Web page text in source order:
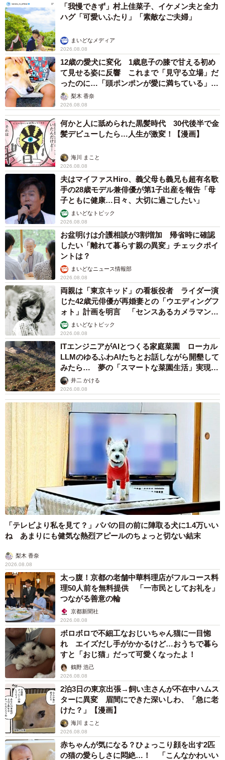
https://www.iphone-d.jp/store/gifu_store
「我慢できず」村上佳菜子、イケメン夫と全力
ハグ「可愛いふたり」「素敵なご夫婦」
まいどなメディア
2026.08.08
12歳の愛犬に変化 1歳息子の膝で甘える初め
て見せる姿に反響 これまで「見守る立場」だ
ったのに…「頭ポンポンが愛に満ちている」
「尊…」
梨木 香奈
2026.08.08
何かと人に舐められた黒髪時代 30代後半で金
髪デビューしたら…人生が激変！【漫画】
海川 まこと
2026.08.08
夫はマイファスHiro、義父母も義兄も超有名歌
手の28歳モデル兼俳優が第1子出産を報告「母
子ともに健康…日々、大切に過ごしたい」
まいどなトピック
2026.08.08
お盆明けは介護相談が3割増加 帰省時に確認
したい「離れて暮らす親の異変」チェックポイ
ントは？
まいどなニュース情報部
2026.08.08
両親は「東京キッド」の看板役者 ライダー演
じた42歳元俳優が再婚妻との「ウエディングフ
ォト」計画を明言 「センスあるカメラマン求
む」まいどなトピック
2026.08.08
ITエンジニアがAIとつくる家庭菜園 ローカル
LLMのゆるふわAIたちとお話しながら開墾して
みたら… 夢の「スマートな菜園生活」実現な
るか井二 かける
2026.08.08
「テレビより私を見て？」パパの目の前に陣取る犬に1.4万いい
ね あまりにも健気な熱烈アピールのちょっと切ない結末
梨木 香奈
2026.08.08
太っ腹！京都の老舗中華料理店がフルコース料
理50人前を無料提供 「一市民としてお礼を」
つながる善意の輪
京都新聞社
2026.08.08
ボロボロで不細工なおじいちゃん猫に一目惚
れ エイズだし手がかかるけど…おうちで暮ら
すと「おじ猫」だって可愛くなったよ！
鶴野 浩己
2026.08.08
2泊3日の東京出張→飼い主さんが不在中ハムス
ターに異変 眉間にできた深いしわ、「急に老
けた？」【漫画】
海川 まこと
2026.08.08
赤ちゃんが気になる？ひょっこり顔を出す2匹
の猫の愛らしさに悶絶…！ 「こんなかわいい